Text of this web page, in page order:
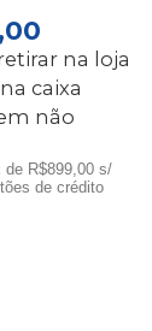
O
PREÇO
ATUAL
É:
na loja
caixa
não
de R$899,00 s/
de crédito